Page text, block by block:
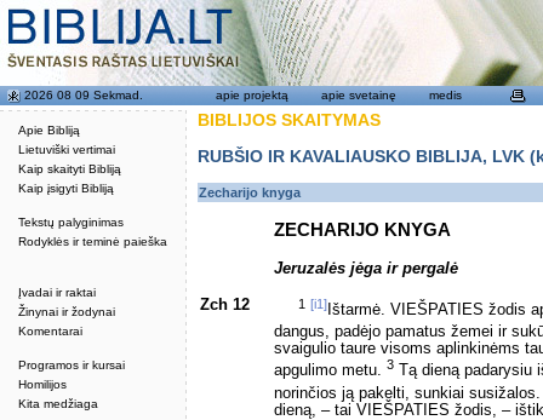
Apie Bibliją
Lietuviški vertimai
Kaip skaityti Bibliją
Kaip įsigyti Bibliją
Tekstų palyginimas
Rodyklės ir teminė paieška
Įvadai ir raktai
Žinynai ir žodynai
Komentarai
Programos ir kursai
Homilijos
Kita medžiaga
2026 08 09 Sekmad. apie projektą apie svetainę medis
BIBLIJOS SKAITYMAS
RUBŠIO IR KAVALIAUSKO BIBLIJA,
Zecharijo knyga
ZECHARIJO KNYGA
Jeruzalės jėga ir pergalė
Zch 12 1 [i1] Ištarmė. VIEŠPATIES žodis
dangus, padėjo pamatus žemei ir
svaigulio taure visoms aplinkinėms
apgulimo metu. 3 Tą dieną
norinčios ją pakelti, sunkiai
dieną, – tai VIEŠPATIES žodis, –